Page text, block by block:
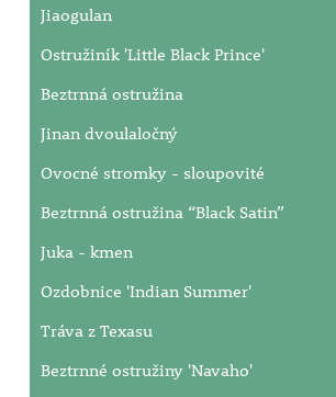
Jiaogulan
Ostružiník 'Little Black Prince'
Beztrnná ostružina
Jinan dvoulaločný
Ovocné stromky - sloupovité
Beztrnná ostružina “Black Satin”
Juka - kmen
Ozdobnice 'Indian Summer'
Tráva z Texasu
Beztrnné ostružiny 'Navaho'